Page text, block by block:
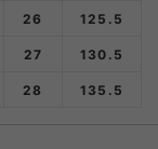
26
125.5
27
130.5
28 135.5